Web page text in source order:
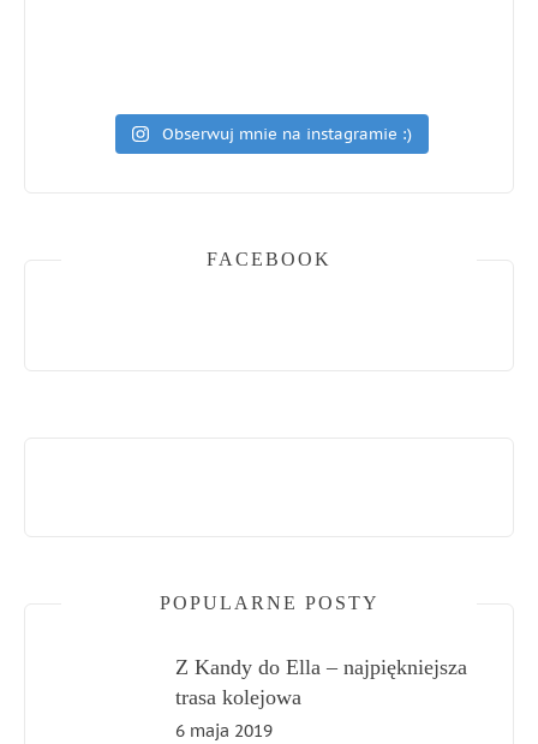
Obserwuj mnie na instagramie :)
FACEBOOK
POPULARNE POSTY
Z Kandy do Ella – najpiękniejsza
trasa kolejowa
6 maja 2019